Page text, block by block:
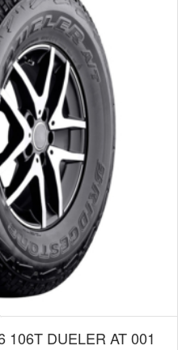
106T DUELER AT 001